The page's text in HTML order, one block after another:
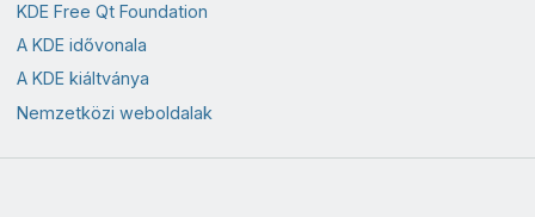
KDE Free Qt Foundation
A KDE idővonala
A KDE kiáltványa
Nemzetközi weboldalak